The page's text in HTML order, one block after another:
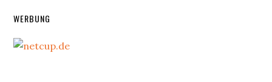
WERBUNG